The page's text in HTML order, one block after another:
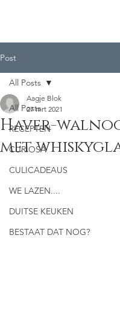
Post
All Posts
RECEPTEN
CURIOSA
CULICADEAUS
WE LAZEN....
DUITSE KEUKEN
BESTAAT DAT NOG?
All Posts
Haver-
met
Aagje Blok
27 mrt 2021